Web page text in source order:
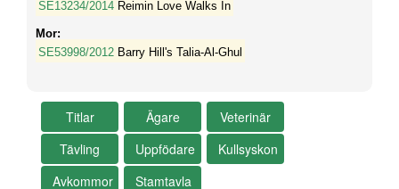
SE13234/2014 Reimin Love Walks In
Mor:
SE53998/2012 Barry Hill's Talia-Al-Ghul